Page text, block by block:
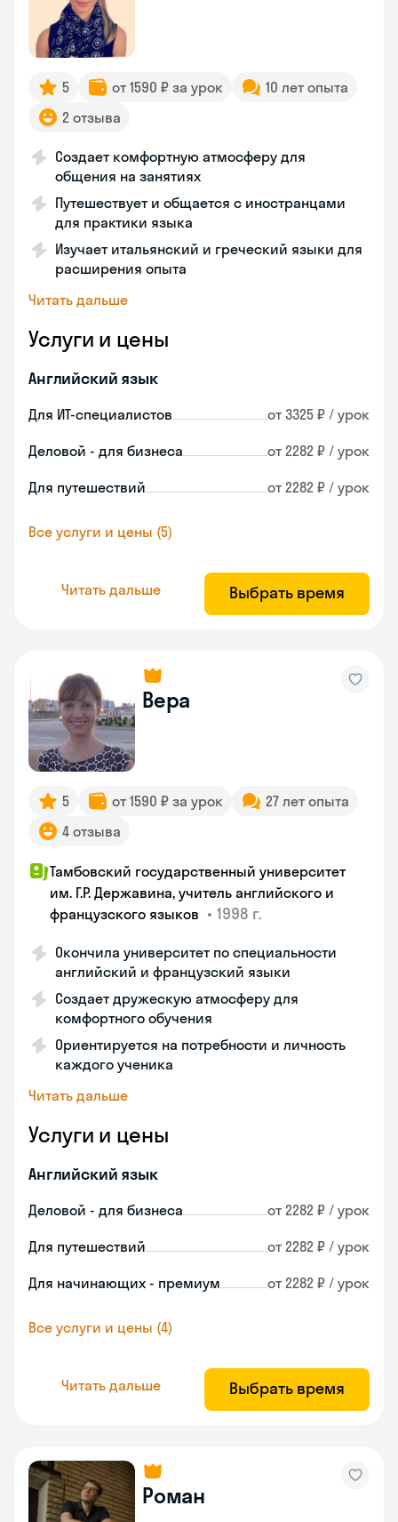
5 от 1590 ₽ за урок
10 лет опыта
2 отзыва
Создает комфортную атмосферу для
общения на занятиях
Путешествует и общается с иностранцами
для практики языка
Изучает итальянский и греческий языки для
расширения опыта
Читать дальше
Услуги и цены
Английский язык
Для ИТ-специалистов от 3325 ₽ / урок
Деловой - для бизнеса от 2282 ₽ / урок
Для путешествий от 2282 ₽ / урок
Все услуги и цены (5)
Читать дальше Выбрать время
Вера
5 от 1590 ₽ за урок
27 лет опыта
4 отзыва
Тамбовский государственный университет
им. Г.Р. Державина, учитель английского и
французского языков • 1998 г.
Окончила университет по специальности
английский и французский языки
Создает дружескую атмосферу для
комфортного обучения
Ориентируется на потребности и личность
каждого ученика
Читать дальше
Услуги и цены
Английский язык
Деловой - для бизнеса от 2282 ₽ / урок
Для путешествий от 2282 ₽ / урок
Для начинающих - премиум от 2282 ₽ / урок
Все услуги и цены (4)
Читать дальше Выбрать время
Роман